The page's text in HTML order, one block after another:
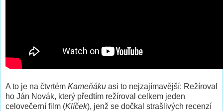
A to je na čtvrtém Kameňáku asi to nejzajímavější: Režíroval
ho Ján Novák, který předtím režíroval celkem jeden
celovečerní film (Klíček), jenž se dočkal strašlivých recenzí